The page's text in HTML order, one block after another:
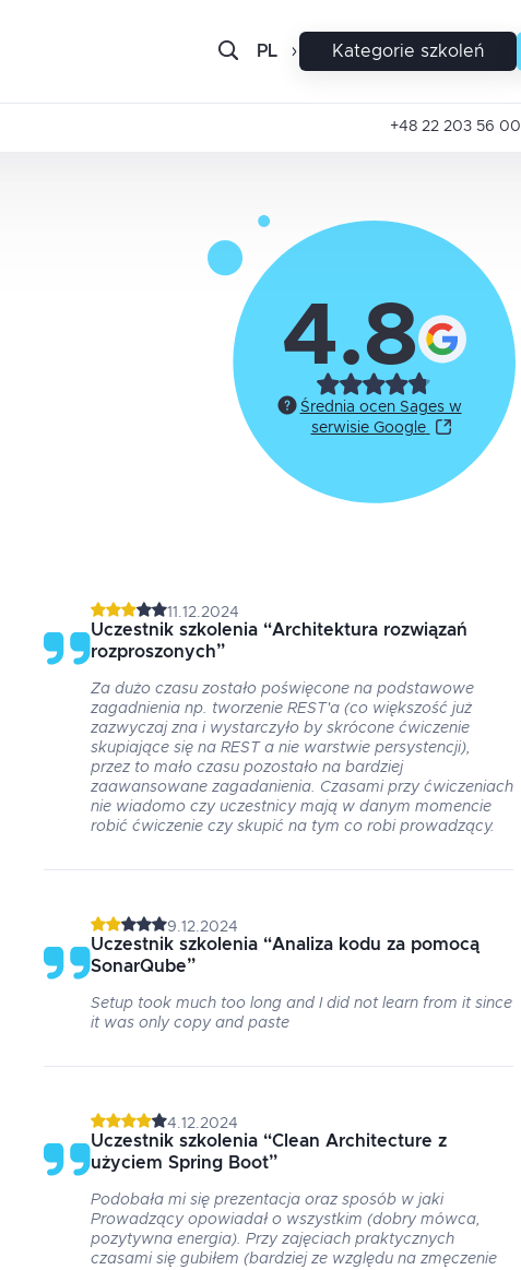
PL EN Kategorie szkoleń
+48 22 203 56 00
4.8
Średnia ocen Sages w
serwisie Google
11.12.2024
Uczestnik szkolenia “Architektura rozwiązań
rozproszonych”
Za dużo czasu zostało poświęcone na podstawowe
zagadnienia np. tworzenie REST'a (co większość już
zazwyczaj zna i wystarczyło by skrócone ćwiczenie
skupiające się na REST a nie warstwie persystencji),
przez to mało czasu pozostało na bardziej
zaawansowane zagadanienia. Czasami przy ćwiczeniach
nie wiadomo czy uczestnicy mają w danym momencie
robić ćwiczenie czy skupić na tym co robi prowadzący.
9.12.2024
Uczestnik szkolenia “Analiza kodu za pomocą
SonarQube”
Setup took much too long and I did not learn from it since
it was only copy and paste
4.12.2024
Uczestnik szkolenia “Clean Architecture z
użyciem Spring Boot”
Podobała mi się prezentacja oraz sposób w jaki
Prowadzący opowiadał o wszystkim (dobry mówca,
pozytywna energia). Przy zajęciach praktycznych
czasami się gubiłem (bardziej ze względu na zmęczenie